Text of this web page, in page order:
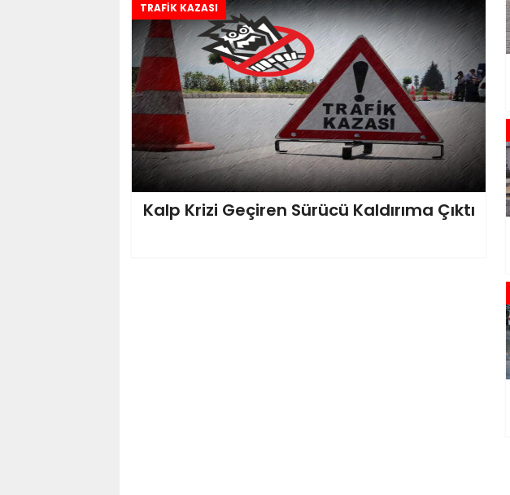
TRAFİK KAZASI
Kalp Krizi Geçiren Sürücü Kaldırıma Çıktı